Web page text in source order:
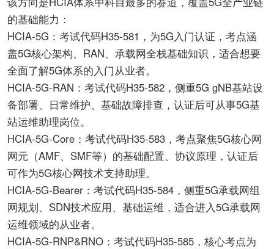
的基础能力：
HCIA-5G：考试代码H35-581，为5G入门认证，考点涵
盖5G核心架构、RAN、承载网全栈基础知识，适合想要
全面了解5G体系的入门从业者。
HCIA-5G-RAN：考试代码H35-582，侧重5G gNB基站设
备部署、日常维护、基础故障排查，认证后可从事5G基
站运维助理岗位。
HCIA-5G-Core：考试代码H35-583，考点聚焦5G核心网
网元（AMF、SMF等）的基础配置、协议原理，认证后
可作为5G核心网技术支持助理。
HCIA-5G-Bearer：考试代码H35-584，侧重5G承载网组
网规划、SDN技术应用、基础运维，适合进入5G承载网
运维领域的从业者。
HCIA-5G-RNP&RNO：考试代码H35-585，核心考点为